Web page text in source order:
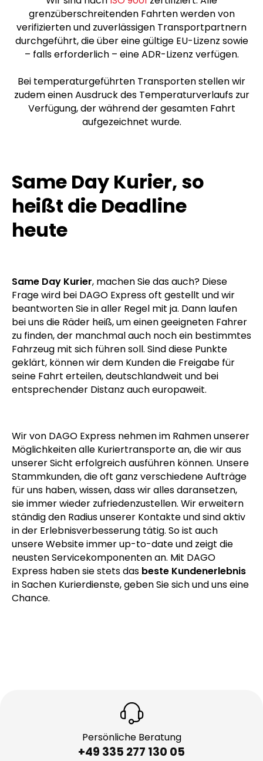
grenzüberschreitenden Fahrten werden von
verifizierten und zuverlässigen Transportpartnern
durchgeführt, die über eine gültige EU-Lizenz sowie
– falls erforderlich – eine ADR-Lizenz verfügen.
Bei temperaturgeführten Transporten stellen wir
zudem einen Ausdruck des Temperaturverlaufs zur
Verfügung, der während der gesamten Fahrt
aufgezeichnet wurde.
Same Day Kurier, so
heißt die Deadline
heute
Same Day Kurier, machen Sie das auch? Diese
Frage wird bei DAGO Express oft gestellt und wir
beantworten Sie in aller Regel mit ja. Dann laufen
bei uns die Räder heiß, um einen geeigneten Fahrer
zu finden, der manchmal auch noch ein bestimmtes
Fahrzeug mit sich führen soll. Sind diese Punkte
geklärt, können wir dem Kunden die Freigabe für
seine Fahrt erteilen, deutschlandweit und bei
entsprechender Distanz auch europaweit.
Wir von DAGO Express nehmen im Rahmen unserer
Möglichkeiten alle Kuriertransporte an, die wir aus
unserer Sicht erfolgreich ausführen können. Unsere
Stammkunden, die oft ganz verschiedene Aufträge
für uns haben, wissen, dass wir alles daransetzen,
sie immer wieder zufriedenzustellen. Wir erweitern
ständig den Radius unserer Kontakte und sind aktiv
in der Erlebnisverbesserung tätig. So ist auch
unsere Website immer up-to-date und zeigt die
neusten Servicekomponenten an. Mit DAGO
Express haben sie stets das beste Kundenerlebnis
in Sachen Kurierdienste, geben Sie sich und uns eine
Chance.
Persönliche Beratung
+49 335 277 130 05